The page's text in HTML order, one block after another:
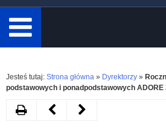
minimum
3
znaki.
Rozwiń
Jesteś tutaj: Strona główna » Dyrektorzy »
podstawowych i ponadpodstawowych ADORE
DrukujNastępnyPoprzedni